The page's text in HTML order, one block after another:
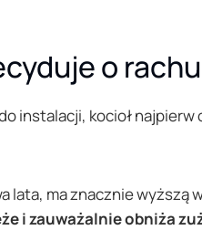
o
instalacji, kocioł
ma znacznie wyższą
i zauważalnie obniża